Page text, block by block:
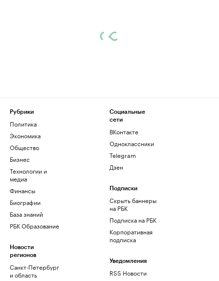
Рубрики
Политика
Экономика
Общество
Бизнес
Технологии и
медиа
Финансы
Биографии
База знаний
РБК Образование
Новости
регионов
Санкт-Петербург
и область
Социальные
сети
ВКонтакте
Одноклассники
Telegram
Дзен
Подписки
Скрыть баннеры
на РБК
Подписка на РБК
Корпоративная
подписка
Уведомления
RSS Новости